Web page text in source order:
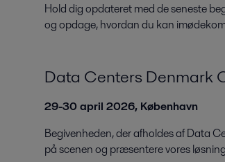
Hold dig opdateret med de seneste
og opdage, hvordan du kan
Data Centers Denmark
29-30 april 2026, København
Begivenheden, der afholdes af Data
på scenen og præsentere vores